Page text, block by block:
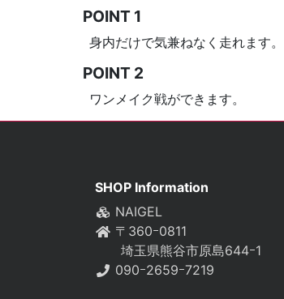
POINT 1
身内だけで気兼ねなく走れます。
POINT 2
ワンメイク戦ができます。
SHOP Information
NAIGEL
〒360ｰ0811
埼玉県熊谷市原島644ｰ1
090ｰ2659ｰ7219